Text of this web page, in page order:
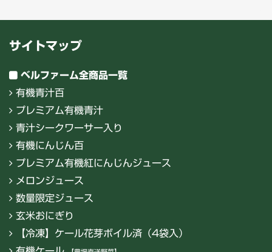
サイトマップ
ベルファーム全商品一覧
有機青汁百
プレミアム有機青汁
青汁シークワーサー入り
有機にんじん百
プレミアム有機紅にんじんジュース
メロンジュース
数量限定ジュース
玄米おにぎり
【冷凍】ケール花芽ボイル済（4袋入）